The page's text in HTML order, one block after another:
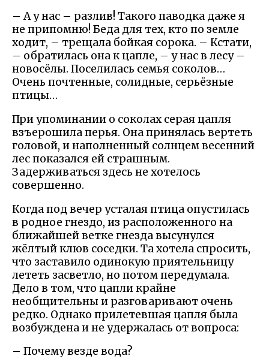
– А у нас – разлив! Такого паводка даже я
не припомню! Беда для тех, кто по земле
ходит, – трещала бойкая сорока. – Кстати,
– обратилась она к цапле, – у нас в лесу –
новосёлы. Поселилась семья соколов…
Очень почтенные, солидные, серьёзные
птицы…
При упоминании о соколах серая цапля
взъерошила перья. Она принялась вертеть
головой, и наполненный солнцем весенний
лес показался ей страшным.
Задерживаться здесь не хотелось
совершенно.
Когда под вечер усталая птица опустилась
в родное гнездо, из расположенного на
ближайшей ветке гнезда высунулся
жёлтый клюв соседки. Та хотела спросить,
что заставило одинокую приятельницу
лететь засветло, но потом передумала.
Дело в том, что цапли крайне
необщительны и разговаривают очень
редко. Однако прилетевшая цапля была
возбуждена и не удержалась от вопроса:
– Почему везде вода?